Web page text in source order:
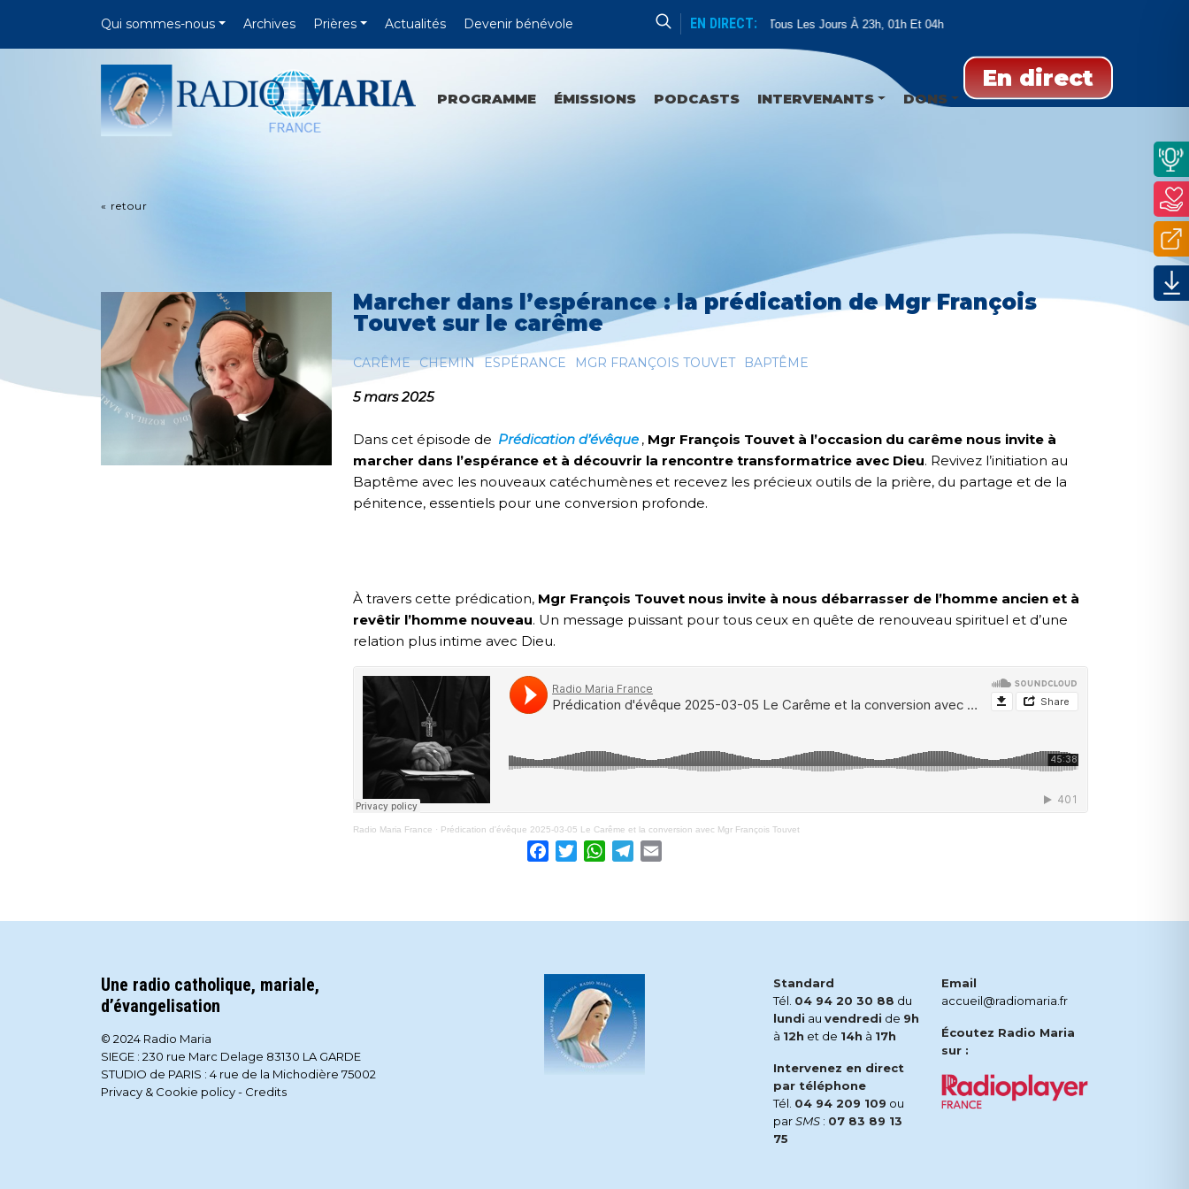
Qui sommes-nous Archives Prières Actualités Devenir bénévole EN DIRECT:
Enseignement Tous Les Jours À 23h, 01h Et 04h
En direct
PROGRAMME ÉMISSIONS PODCASTS INTERVENANTS DONS
« retour
Marcher dans l’espérance : la prédication de Mgr François
Touvet sur le carême
CARÊME CHEMIN ESPÉRANCE MGR FRANÇOIS TOUVET BAPTÊME
5 mars 2025
Dans cet épisode de Prédication d’évêque , Mgr François Touvet à l’occasion du carême nous invite à
marcher dans l’espérance et à découvrir la rencontre transformatrice avec Dieu. Revivez l’initiation au
Baptême avec les nouveaux catéchumènes et recevez les précieux outils de la prière, du partage et de la
pénitence, essentiels pour une conversion profonde.
À travers cette prédication, Mgr François Touvet nous invite à nous débarrasser de l’homme ancien et à
revêtir l’homme nouveau. Un message puissant pour tous ceux en quête de renouveau spirituel et d’une
relation plus intime avec Dieu.
Radio Maria France · Prédication d'évêque 2025-03-05 Le Carême et la conversion avec Mgr François Touvet
Facebook
TwitterWhatsApp
Telegram
Une radio catholique, mariale,
d’évangelisation
© 2024 Radio Maria
SIEGE : 230 rue Marc Delage 83130 LA GARDE
STUDIO de PARIS : 4 rue de la Michodière 75002
Privacy & Cookie policy- Credits
Standard
Tél. 04 94 20 30 88 du
lundi au vendredi de 9h
à 12h et de 14h à 17h
Intervenez en direct
par téléphone
Tél. 04 94 209 109 ou
parSMS : 07 83 89 13
75
Email
accueil@radiomaria.fr
Écoutez Radio Maria
sur :